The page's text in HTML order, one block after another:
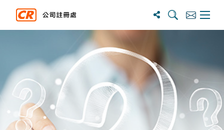
搜寻 订阅主选